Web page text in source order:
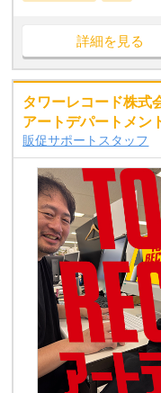
詳細を見る
タワーレコード株式
アートデパートメン
販促サポートスタッフ